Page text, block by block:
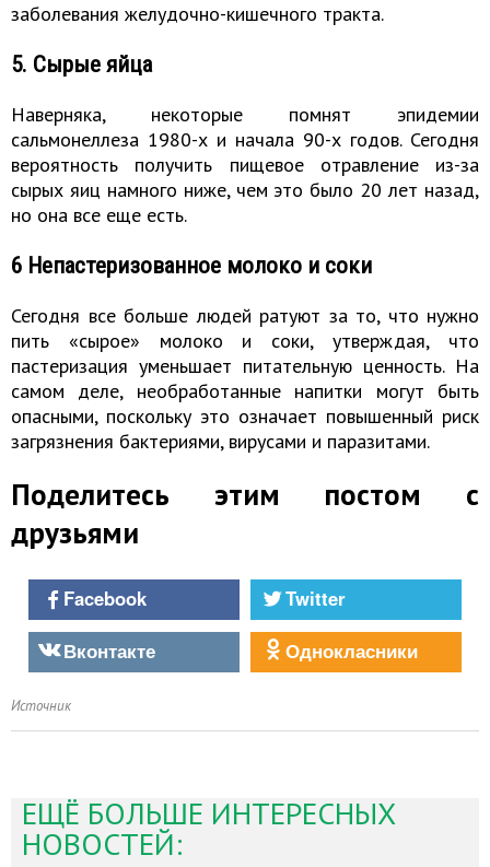
заболевания желудочно-кишечного тракта.
5. Сырые яйца
Наверняка, некоторые помнят эпидемии
сальмонеллеза 1980-х и начала 90-х годов. Сегодня
вероятность получить пищевое отравление из-за
сырых яиц намного ниже, чем это было 20 лет назад,
но она все еще есть.
6 Непастеризованное молоко и соки
Сегодня все больше людей ратуют за то, что нужно
пить «сырое» молоко и соки, утверждая, что
пастеризация уменьшает питательную ценность. На
самом деле, необработанные напитки могут быть
опасными, поскольку это означает повышенный риск
загрязнения бактериями, вирусами и паразитами.
Поделитесь этим постом с
друзьями
Facebook
Twitter
Вконтакте
Однокласники
Источник
ЕЩЁ БОЛЬШЕ ИНТЕРЕСНЫХ
НОВОСТЕЙ: